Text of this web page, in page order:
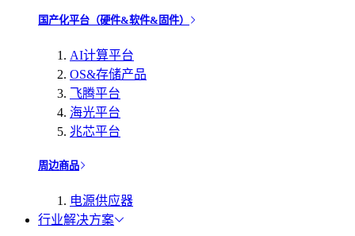
国产化平台（硬件&软件&固件）
AI计算平台
OS&存储产品
飞腾平台
海光平台
兆芯平台
周边商品
电源供应器
行业解决方案